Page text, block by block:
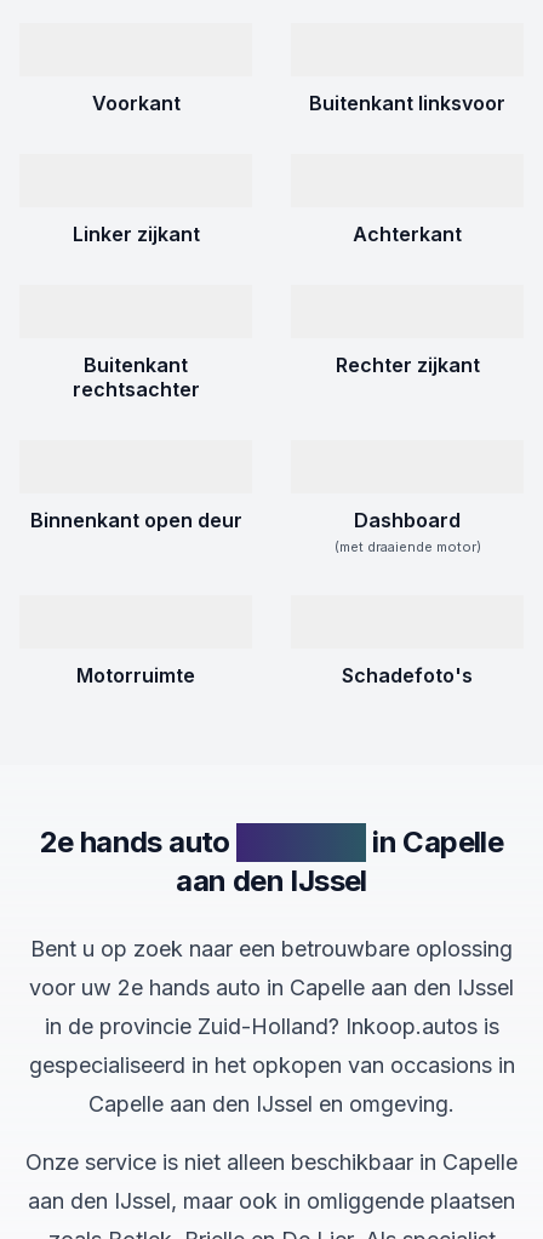
Voorkant Buitenkant linksvoor
Linker zijkant Achterkant
Buitenkant
rechtsachter
Rechter zijkant
Binnenkant open deur Dashboard
(met draaiende motor)
Motorruimte Schadefoto's
2e hands auto
in Capelle
aan den IJssel
Bent u op zoek naar een betrouwbare oplossing
voor uw 2e hands auto in Capelle aan den IJssel
in de provincie Zuid-Holland? Inkoop.autos is
gespecialiseerd in het opkopen van occasions in
Capelle aan den IJssel en omgeving.
Onze service is niet alleen beschikbaar in Capelle
aan den IJssel, maar ook in omliggende plaatsen